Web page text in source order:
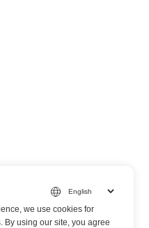
we use cookies for
By using our site, you agree